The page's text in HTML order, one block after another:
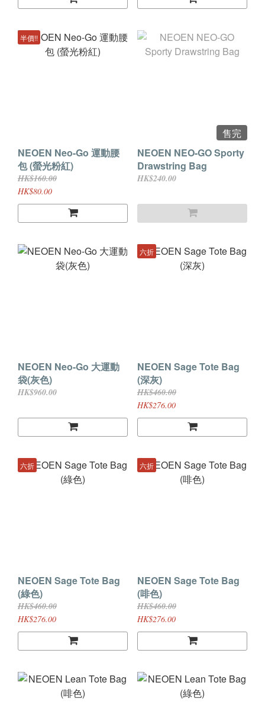
半價!!
NEOEN Neo-Go 運動腰
包 (螢光粉紅)
HK$160.00
HK$80.00
售完
NEOEN NEO-GO Sporty
Drawstring Bag
HK$240.00
NEOEN Neo-Go 大運動
袋(灰色)
HK$960.00
六折
NEOEN Sage Tote Bag
(深灰)
HK$460.00
HK$276.00
六折
NEOEN Sage Tote Bag
(綠色)
HK$460.00
HK$276.00
六折
NEOEN Sage Tote Bag
(啡色)
HK$460.00
HK$276.00